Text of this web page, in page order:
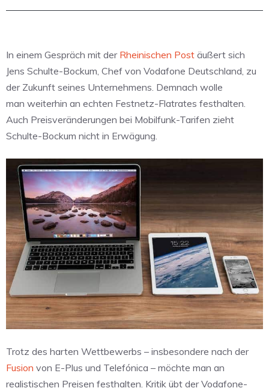
In einem Gespräch mit der Rheinischen Post äußert sich
Jens Schulte-Bockum, Chef von Vodafone Deutschland, zu
der Zukunft seines Unternehmens. Demnach wolle
man weiterhin an echten Festnetz-Flatrates festhalten.
Auch Preisveränderungen bei Mobilfunk-Tarifen zieht
Schulte-Bockum nicht in Erwägung.
Trotz des harten Wettbewerbs – insbesondere nach der
Fusion von E-Plus und Telefónica – möchte man an
realistischen Preisen festhalten. Kritik übt der Vodafone-